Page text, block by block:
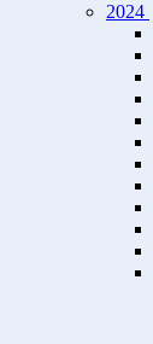
2024